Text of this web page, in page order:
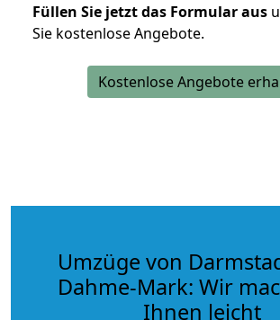
Füllen Sie jetzt das Formular aus
Sie kostenlose Angebote.
Kostenlose Angebote
Umzüge von
Dahme-Mark: Wir
Ihnen leicht